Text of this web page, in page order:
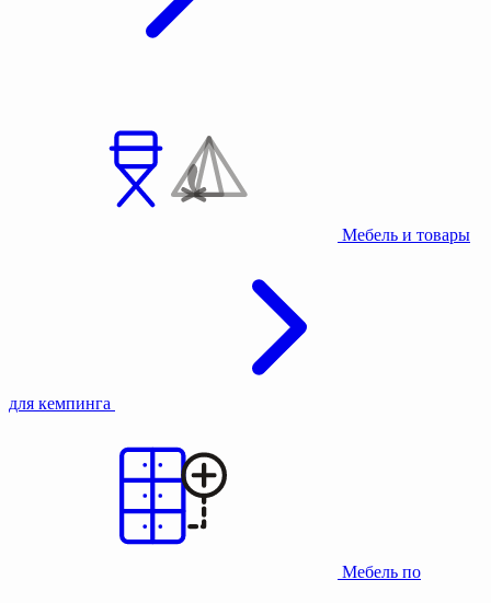
Мебель и товары
для кемпинга
Мебель по